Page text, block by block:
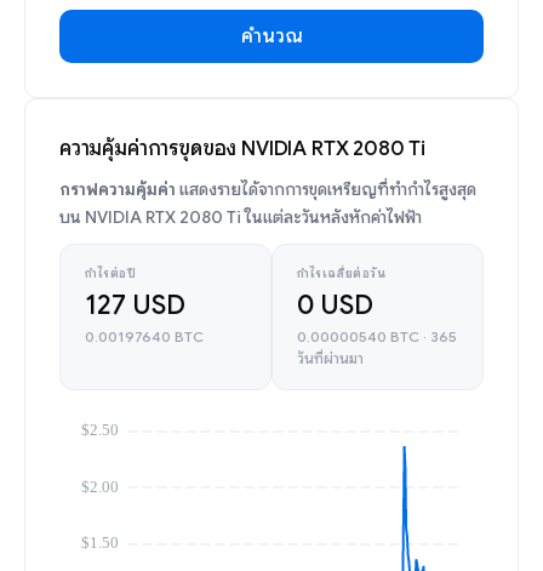
คำนวณ
ความคุ้มค่าการขุดของ NVIDIA RTX 2080 Ti
กราฟความคุ้มค่า แสดงรายได้จากการขุดเหรียญที่ทำกำไรสูงสุด
บน NVIDIA RTX 2080 Ti ในแต่ละวันหลังหักค่าไฟฟ้า
กำไรต่อปี
127 USD
0.00197640 BTC
กำไรเฉลี่ยต่อวัน
0 USD
0.00000540 BTC · 365
วันที่ผ่านมา